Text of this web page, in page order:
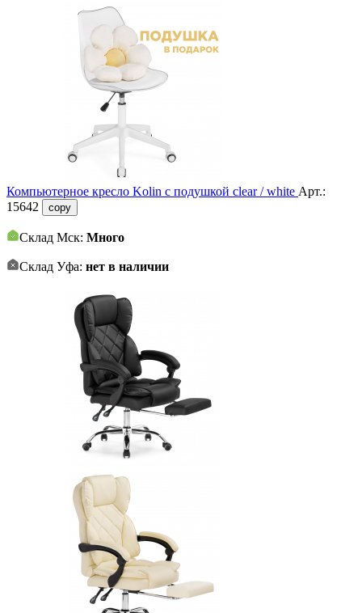
Компьютерное кресло Kolin с подушкой clear / white Арт.:
15642
copy
Склад Мск: Много
Склад Уфа: нет в наличии